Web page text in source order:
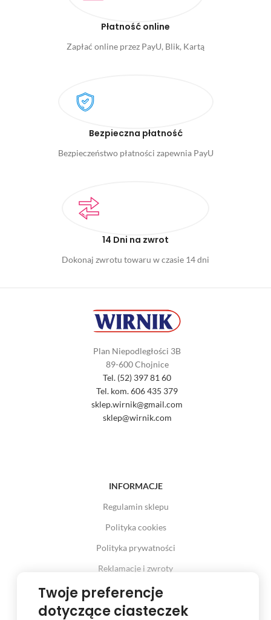
Płatność online
Zapłać online przez PayU, Blik, Kartą
Bezpieczna płatność
Bezpieczeństwo płatności zapewnia PayU
14 Dni na zwrot
Dokonaj zwrotu towaru w czasie 14 dni
Plan Niepodległości 3B
89-600 Chojnice
Tel. (52) 397 81 60
Tel. kom. 606 435 379
sklep.wirnik@gmail.com
sklep@wirnik.com
INFORMACJE
Regulamin sklepu
Polityka cookies
Polityka prywatności
Reklamacje i zwroty
Prawo odstąpienia od umowy
Twoje preferencje
dotyczące ciasteczek